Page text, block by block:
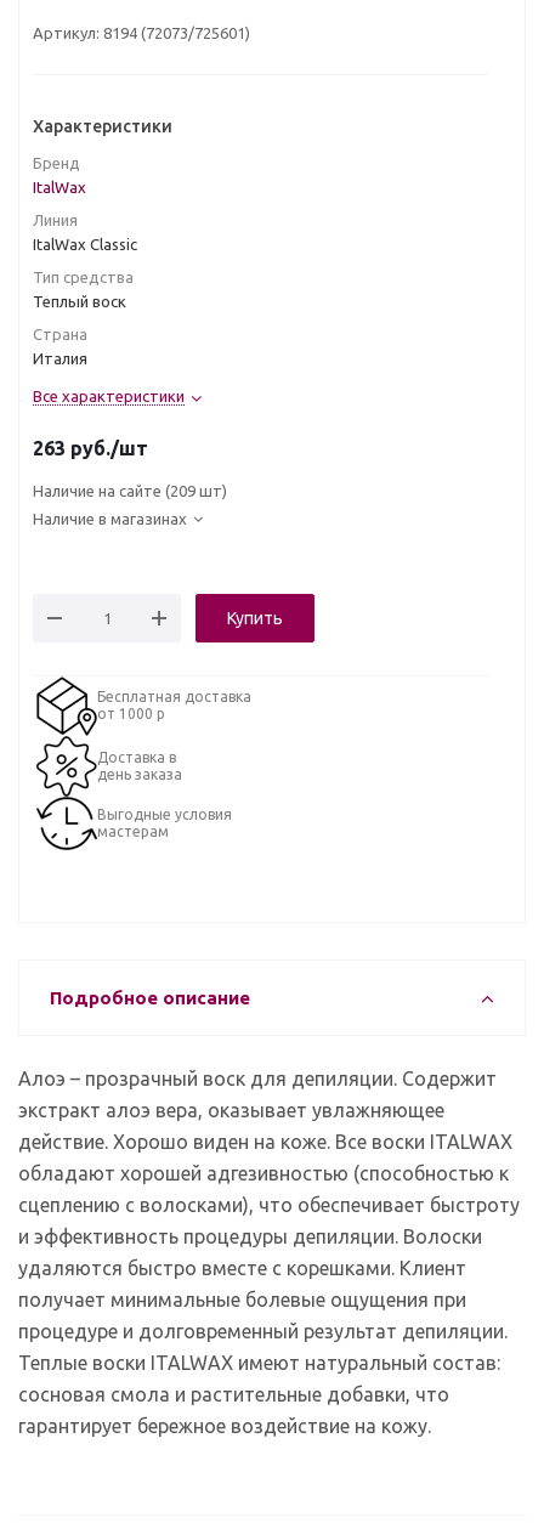
Артикул: 8194 (72073/725601)
Характеристики
Бренд
ItalWax
Линия
ItalWax Classic
Тип средства
Теплый воск
Страна
Италия
Все характеристики
263 руб./шт
Наличие на сайте (209 шт)
Наличие в магазинах
Купить
Бесплатная доставка
от 1000 р
Доставка в
день заказа
Выгодные условия
мастерам
Подробное описание
Алоэ – прозрачный воск для депиляции. Содержит
экстракт алоэ вера, оказывает увлажняющее
действие. Хорошо виден на коже. Все воски ITALWAX
обладают хорошей адгезивностью (способностью к
сцеплению с волосками), что обеспечивает быстроту
и эффективность процедуры депиляции. Волоски
удаляются быстро вместе с корешками. Клиент
получает минимальные болевые ощущения при
процедуре и долговременный результат депиляции.
Теплые воски ITALWAX имеют натуральный состав:
сосновая смола и растительные добавки, что
гарантирует бережное воздействие на кожу.